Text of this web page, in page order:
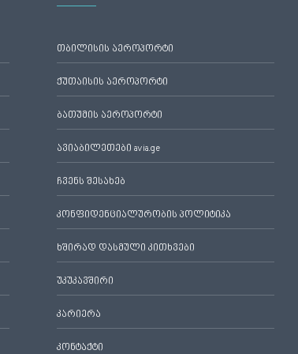
თბილისის აეროპორტი
ქუთაისის აეროპორტი
ბათუმის აეროპორტი
ავიაბილეთები avia.ge
ჩვენს შესახებ
კონფიდენციალურობის პოლიტიკა
ხშირად დასმული კითხვები
უკუკავშირი
კარიერა
კონტაქტი